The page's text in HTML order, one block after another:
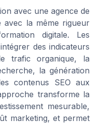
avec une agence de
avec la même rigueur
digitale. Les
des indicateurs
trafic organique, la
la génération
contenus SEO aux
transforme la
mesurable,
marketing, et permet